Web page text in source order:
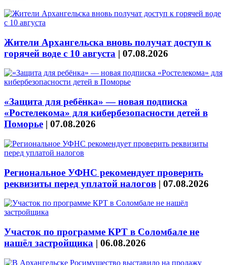
Жители Архангельска вновь получат доступ к
горячей воде с 10 августа | 07.08.2026
«Защита для ребёнка» — новая подписка
«Ростелекома» для кибербезопасности детей в
Поморье | 07.08.2026
Региональное УФНС рекомендует проверить
реквизиты перед уплатой налогов | 07.08.2026
Участок по программе КРТ в Соломбале не
нашёл застройщика | 06.08.2026